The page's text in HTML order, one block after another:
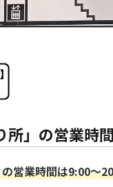
所」の営業時間
営業時間は9:00～